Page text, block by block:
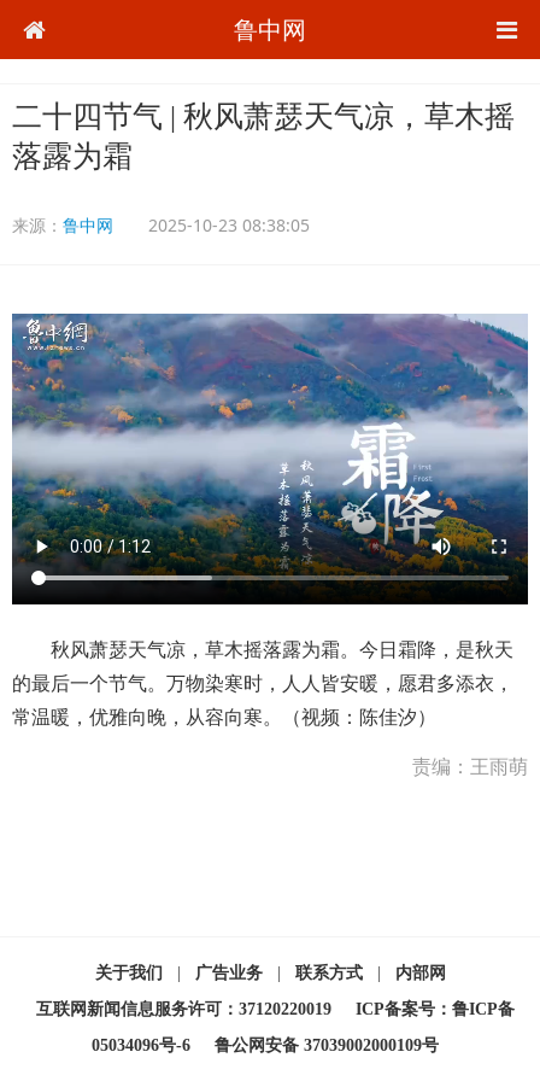
鲁中网
二十四节气 | 秋风萧瑟天气凉，草木摇
落露为霜
来源： 鲁中网 2025-10-23 08:38:05
秋风萧瑟天气凉，草木摇落露为霜。今日霜降，是秋天
的最后一个节气。万物染寒时，人人皆安暖，愿君多添衣，
常温暖，优雅向晚，从容向寒。（视频：陈佳汐）
责编：王雨萌
关于我们 广告业务 联系方式
内部网
互联网新闻信息服务许可：37120220019
ICP备案号：鲁ICP备
05034096号-6
鲁公网安备 37039002000109号